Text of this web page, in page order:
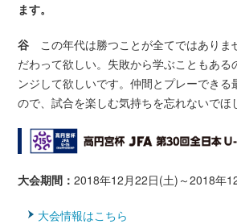
ます。
谷 この年代は勝つことが全てではありま
だわって欲しい。失敗から学ぶこともある
ンジして欲しいです。仲間とプレーできる
ので、試合を楽しむ気持ちを忘れないでほ
大会期間：2018年12月22日(土)～2018年
大会情報はこちら